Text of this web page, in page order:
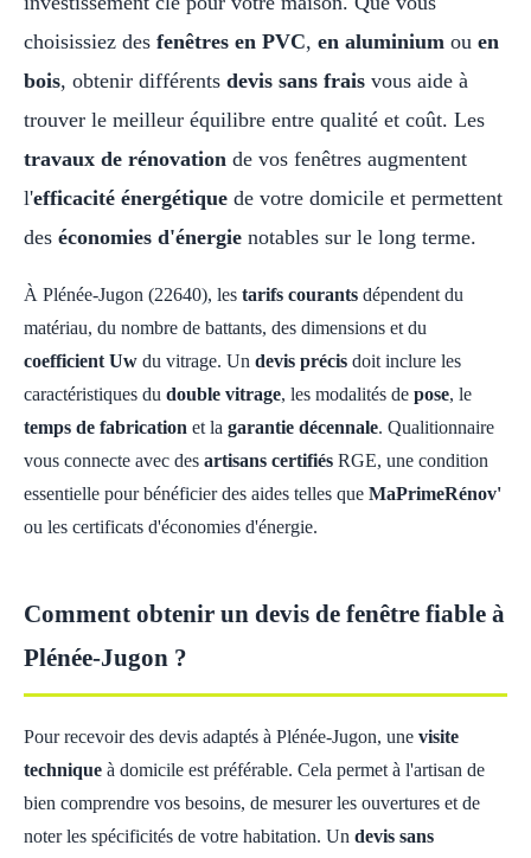
choisissiez des fenêtres en PVC, en aluminium ou en
bois, obtenir différents devis sans frais vous aide à
trouver le meilleur équilibre entre qualité et coût. Les
travaux de rénovation de vos fenêtres augmentent
l'efficacité énergétique de votre domicile et permettent
des économies d'énergie notables sur le long terme.
À Plénée-Jugon (22640), les tarifs courants dépendent du
matériau, du nombre de battants, des dimensions et du
coefficient Uw du vitrage. Un devis précis doit inclure les
caractéristiques du double vitrage, les modalités de pose, le
temps de fabrication et la garantie décennale. Qualitionnaire
vous connecte avec des artisans certifiés RGE, une condition
essentielle pour bénéficier des aides telles que MaPrimeRénov'
ou les certificats d'économies d'énergie.
Comment obtenir un devis de fenêtre fiable à
Plénée-Jugon ?
Pour recevoir des devis adaptés à Plénée-Jugon, une visite
technique à domicile est préférable. Cela permet à l'artisan de
bien comprendre vos besoins, de mesurer les ouvertures et de
noter les spécificités de votre habitation. Un devis sans